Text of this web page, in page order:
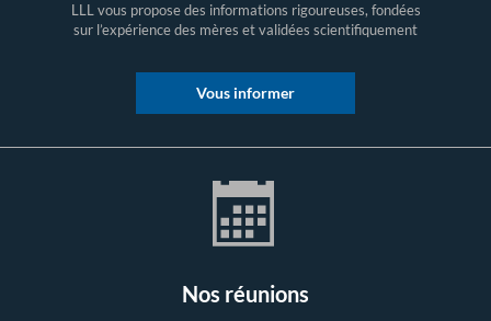
LLL vous propose des informations rigoureuses, fondées
sur l’expérience des mères et validées scientifiquement
Vous informer
Nos réunions